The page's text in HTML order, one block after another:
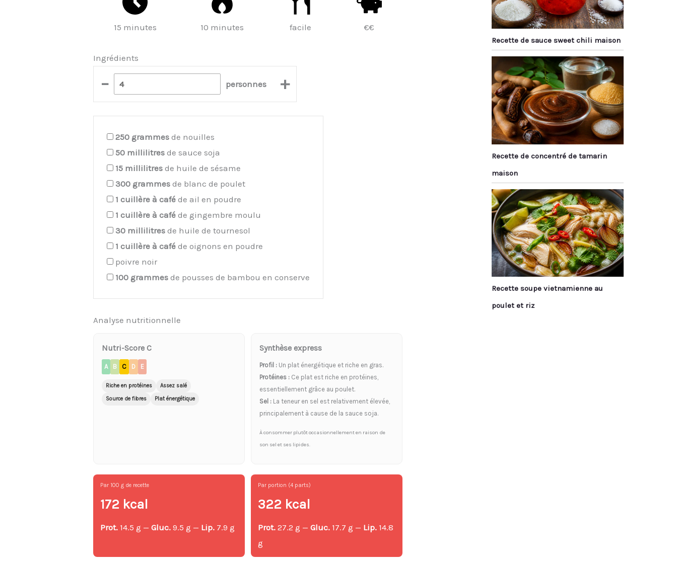
15 minutes 10 minutes facile €€
Ingrédients
– personnes +
250 grammes de nouilles
50 millilitres de sauce soja
15 millilitres de huile de sésame
300 grammes de blanc de poulet
1 cuillère à café de ail en poudre
1 cuillère à café de gingembre moulu
30 millilitres de huile de tournesol
1 cuillère à café de oignons en poudre
poivre noir
100 grammes de pousses de bambou en conserve
Analyse nutritionnelle
Nutri-Score C
A B C D E
Riche en protéines
Assez salé
Source de fibres
Plat énergétique
Synthèse express
Profil : Un plat énergétique et riche en gras.
Protéines : Ce plat est riche en protéines,
essentiellement grâce au poulet.
Sel : La teneur en sel est relativement élevée,
principalement à cause de la sauce soja.
À consommer plutôt occasionnellement en raison de
son sel et ses lipides.
Par 100 g de recette
172 kcal
Prot. 14.5 g —Gluc. 9.5 g — Lip. 7.9 g
Par portion (4 parts)
322 kcal
Prot. 27.2 g —Gluc. 17.7 g — Lip. 14.8
g
Recette de sauce sweet chili maison
Recette de concentré de tamarin
maison
Recette soupe vietnamienne au
poulet et riz